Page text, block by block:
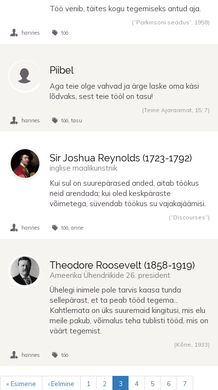
Töö venib, täites kogu tegemiseks antud aja.
(“Parkinsoni seadus”, 1958)
hannes töö
Piibel
Aga teie olge vahvad ja ärge laske oma käsi
lõdvaks, sest teie tööl on tasu!
(Teine Ajaraamat, 15: 7)
hannes töö tasu
Sir Joshua Reynolds (1723-1792)
inglise maalikunstnik
Kui sul on suurepärased anded, aitab töökus
neid arendada; kui oled keskpäraste
võimetega, süvendab töökus su vajakajäämisi.
(“Discourses”)
hannes töö anne
Theodore Roosevelt (1858-1919)
Ameerika Ühendriikide 26. president
Ühelegi inimele pole tarvis kaasa tunda
sellepärast, et ta peab tööd tegema...
Kahtlemata on üks suuremaid kingitusi, mis elu
meile pakub, võimalus teha tublisti tööd, mis on
väärt tegemist.
(Kõne, 1933)
hannes töö
Pagination
« Esimene ‹ Eelmine 1 2 3 4 5 6 7